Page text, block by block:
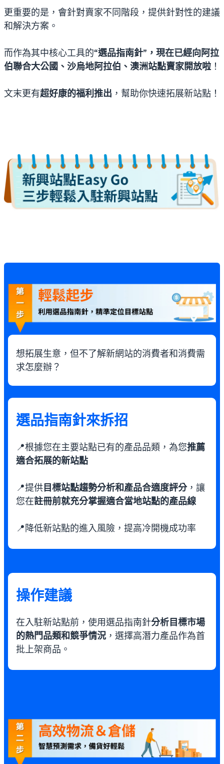
更重要的是，會針對賣家不同階段，提供針對性的建議
和解決方案。
而作為其中核心工具的“選品指南針”，現在已經向阿拉
伯聯合大公國、沙烏地阿拉伯、澳洲站點賣家開放啦 ！
文末更有超好康的福利推出 ，幫助你快速拓展新站點！
想拓展生意，但不了解新網站的消費者和消費需
求怎麼辦？
選品指南針來拆招
📍根據您在主要站點已有的產品品類，為您推薦
適合拓展的新站點
📍提供 目標站點趨勢分析和產品合適度評分，讓
您在註冊前就充分掌握適合當地站點的產品線
📍降低新站點的進入風險，提高冷開機成功率
操作建議
在入駐新站點前，使用選品指南針分析目標市場
的熱門品類和競爭情況 ，選擇高潛力產品作為首
批上架商品。